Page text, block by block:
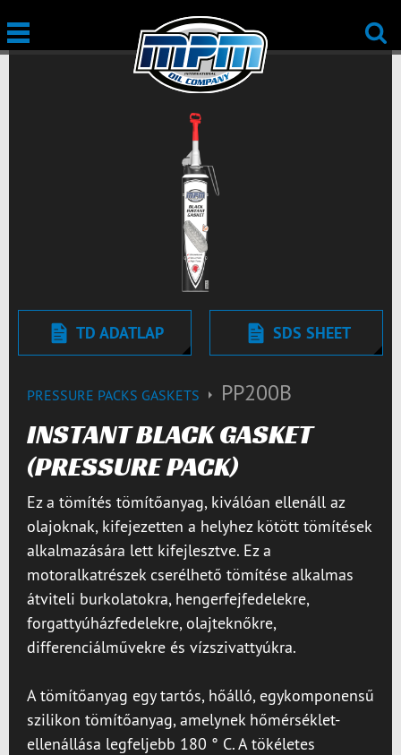
TD ADATLAP SDS SHEET
PRESSURE PACKS GASKETS PP200B
INSTANT BLACK GASKET
(PRESSURE PACK)
Ez a tömítés tömítőanyag, kiválóan ellenáll az
olajoknak, kifejezetten a helyhez kötött tömítések
alkalmazására lett kifejlesztve. Ez a
motoralkatrészek cserélhető tömítése alkalmas
átviteli burkolatokra, hengerfejfedelekre,
forgattyúházfedelekre, olajteknőkre,
differenciálművekre és vízszivattyúkra.
A tömítőanyag egy tartós, hőálló, egykomponensű
szilikon tömítőanyag, amelynek hőmérséklet-
ellenállása legfeljebb 180 ° C. A tökéletes